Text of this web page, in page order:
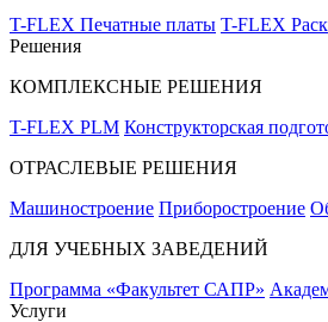
T-FLEX Печатные платы T-FLEX
Решения
КОМПЛЕКСНЫЕ РЕШЕНИЯ
T-FLEX PLM Конструкторская
ОТРАСЛЕВЫЕ РЕШЕНИЯ
Машиностроение Приборостроение
ДЛЯ УЧЕБНЫХ ЗАВЕДЕНИЙ
Программа «Факультет САПР»
Услуги